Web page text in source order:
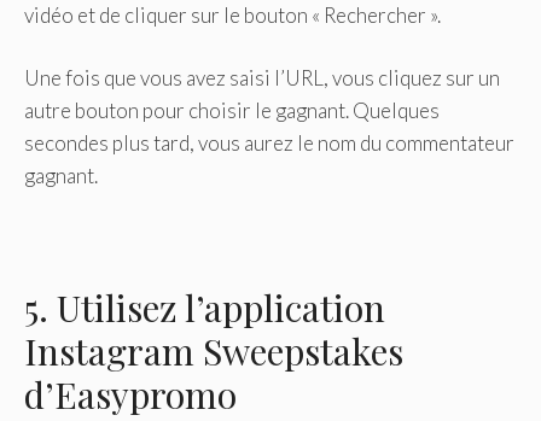
vidéo et de cliquer sur le bouton « Rechercher ».
Une fois que vous avez saisi l’URL, vous cliquez sur un
autre bouton pour choisir le gagnant. Quelques
secondes plus tard, vous aurez le nom du commentateur
gagnant.
5. Utilisez l’application
Instagram Sweepstakes
d’Easypromo